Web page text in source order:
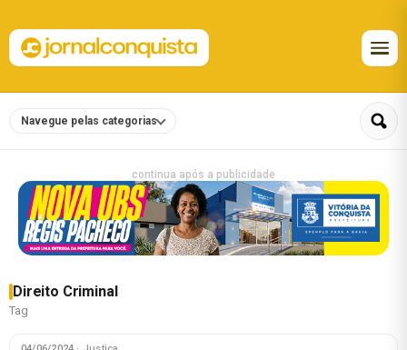
Navegue pelas categorias
continua após a publicidade
Direito Criminal
Tag